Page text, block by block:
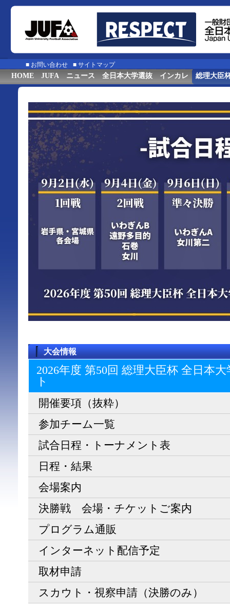
■ お問い合わせ ■ サイトマップ
HOME JUFA ニュース 全日本大学選抜 インカレ 総理大臣
大会情報
2026年度 第50回 総理大臣杯 全日本
ト
開催要項（抜粋）
参加チーム一覧
試合日程・トーナメント表
日程・結果
会場案内
決勝戦 会場・チケットご案内
プログラム通販
インターネット配信予定
取材申請
スカウト・視察申請（決勝のみ）